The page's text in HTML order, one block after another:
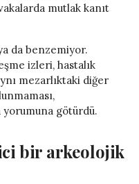
mutlak kanıt
da benzemiyor.
izleri, hastalık
mezarlıktaki diğer
yorumuna götürdü.
bir arkeolojik